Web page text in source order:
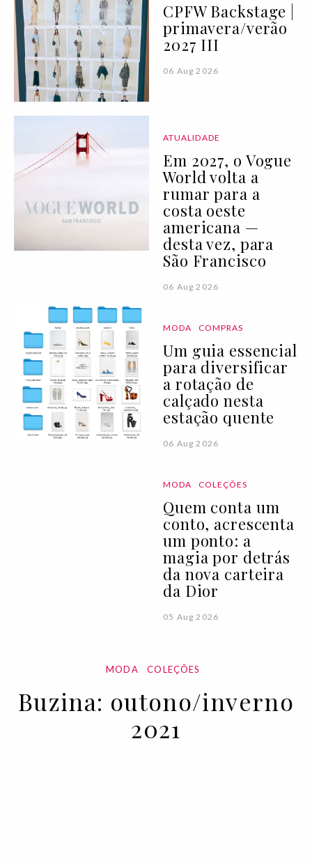
CPFW Backstage |
primavera/verão
2027 III
06 Aug 2026
ATUALIDADE
Em 2027, o Vogue
World volta a
rumar para a
costa oeste
americana —
desta vez, para
São Francisco
06 Aug 2026
MODA COMPRAS
Um guia essencial
para diversificar
a rotação de
calçado nesta
estação quente
06 Aug 2026
MODA COLEÇÕES
Quem conta um
conto, acrescenta
um ponto: a
magia por detrás
da nova carteira
da Dior
05 Aug 2026
MODA COLEÇÕES
Buzina: outono/inverno
2021